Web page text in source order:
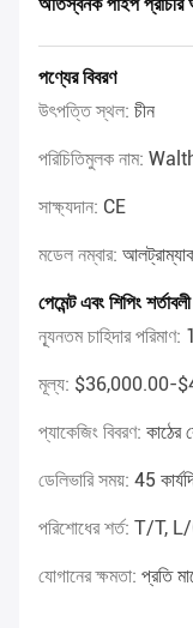
অতিস্বনক পাইপ প্রাচীর
পণ্যের বিবরণ
উৎপত্তি স্থল: চীন
পরিচিতিমুলক নাম:
সাক্ষ্যদান: CE
মডেল নম্বার:
পেমেন্ট এবং শিপিং শর্তাবলী
ন্যূনতম চাহিদার পরিমাণ:
মূল্য: $36,000.00-
প্যাকেজিং বিবরণ: কাঠের
ডেলিভারি সময়: 45
পরিশোধের শর্ত: T/T, L/
যোগানের ক্ষমতা: প্রতি